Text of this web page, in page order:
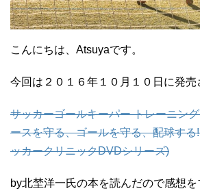
こんにちは、Atsuyaです。
今回は２０１６年１０月１０日に発売
サッカーゴールキーパー トレーニン
ースを守る、ゴールを守る、配球す
ッカークリニックDVDシリーズ)
by北埜洋一氏の本を読んだので感想